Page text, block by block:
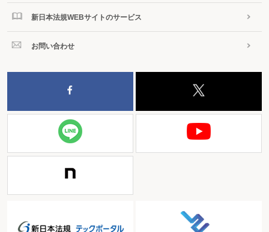
新日本法規WEBサイトのサービス
お問い合わせ